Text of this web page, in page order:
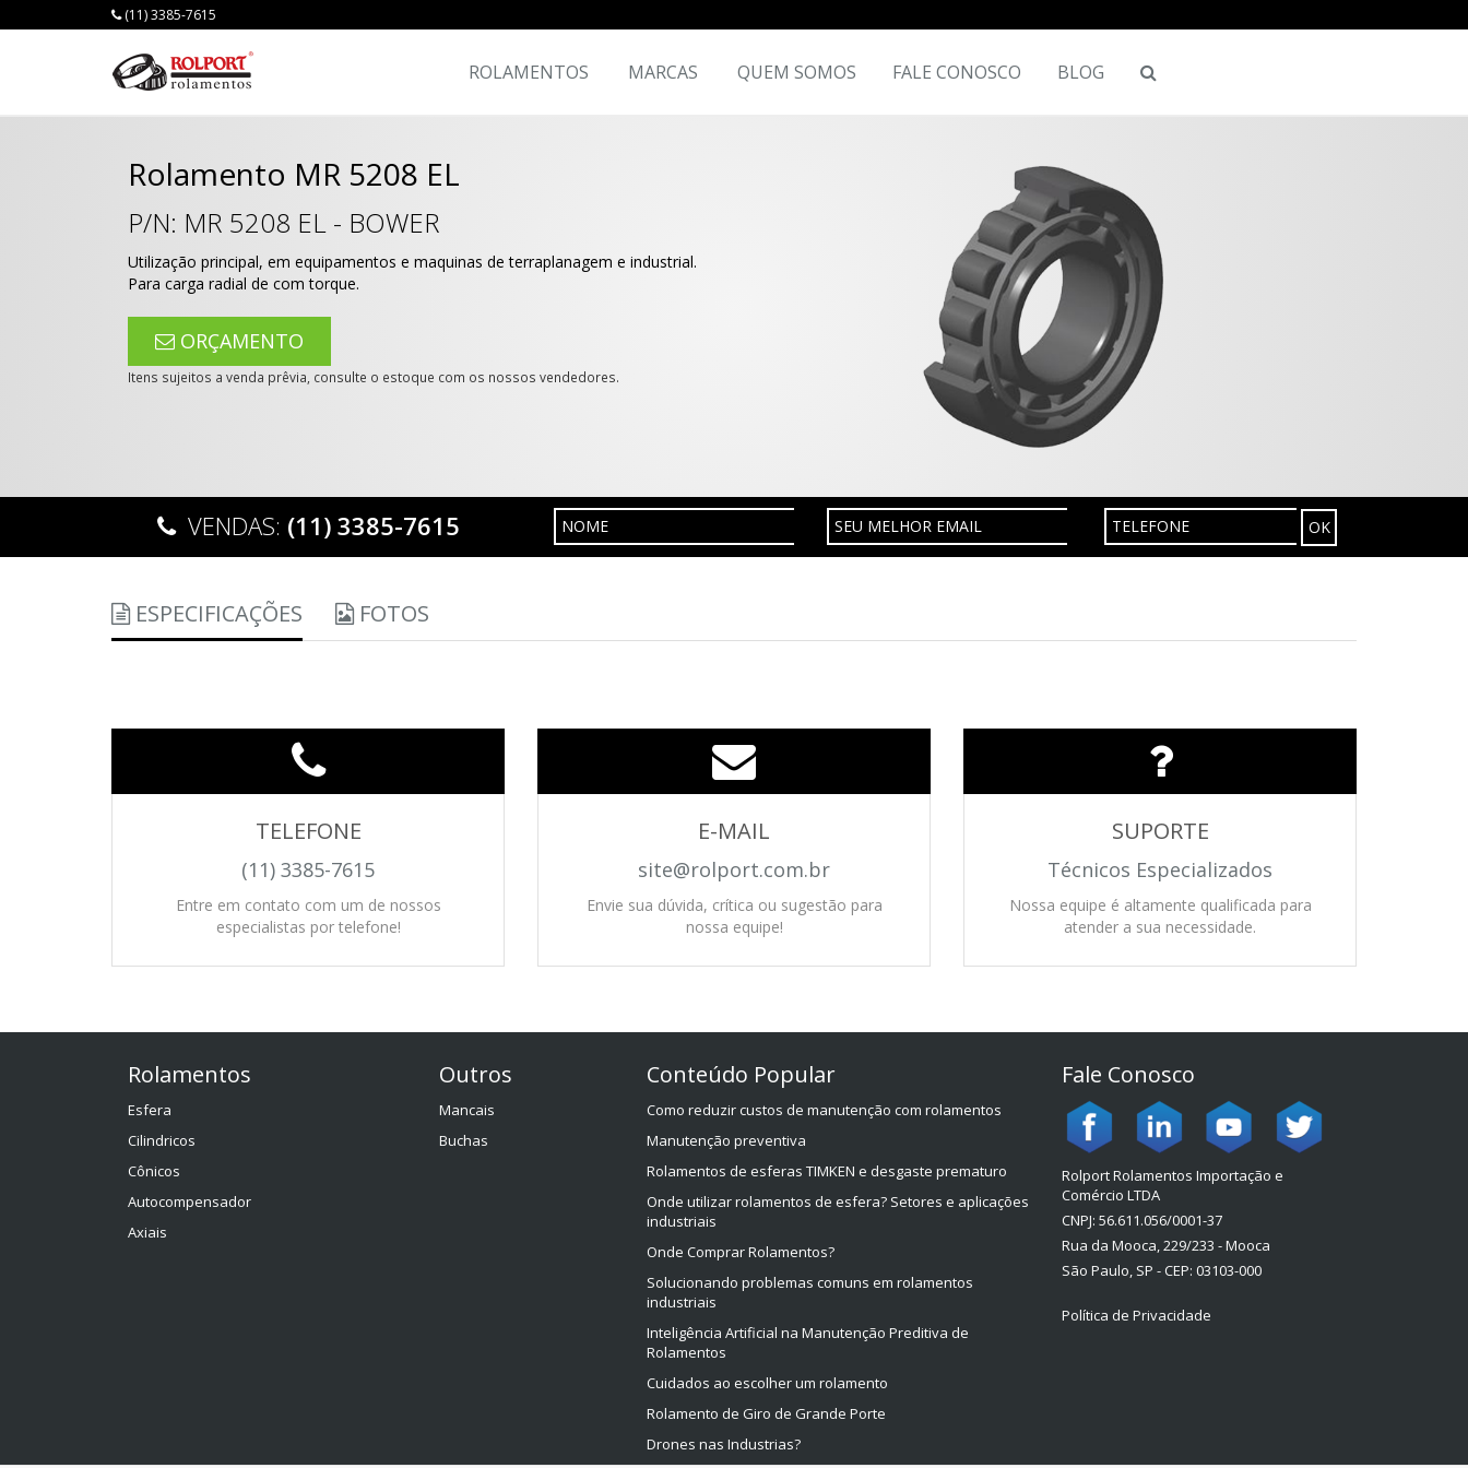
(11) 3385-7615
ROLAMENTOS MARCAS QUEM SOMOS FALE CONOSCO BLOG
Rolamento MR 5208 EL
P/N: MR 5208 EL - BOWER
Utilização principal, em equipamentos e maquinas de terraplanagem e industrial.
Para carga radial de com torque.
ORÇAMENTO
Itens sujeitos a venda prêvia, consulte o estoque com os nossos vendedores.
VENDAS: (11) 3385-7615
ESPECIFICAÇÕES FOTOS
TELEFONE
(11) 3385-7615
Entre em contato com um de nossos
especialistas por telefone!
E-MAIL
site@rolport.com.br
Envie sua dúvida, crítica ou sugestão para
nossa equipe!
SUPORTE
Técnicos Especializados
Nossa equipe é altamente qualificada para
atender a sua necessidade.
Rolamentos
Esfera
Cilindricos
Cônicos
Autocompensador
Axiais
Outros
Mancais
Buchas
Conteúdo Popular
Como reduzir custos de manutenção com rolamentos
Manutenção preventiva
Rolamentos de esferas TIMKEN e desgaste prematuro
Onde utilizar rolamentos de esfera? Setores e aplicações
industriais
Onde Comprar Rolamentos?
Solucionando problemas comuns em rolamentos
industriais
Inteligência Artificial na Manutenção Preditiva de
Rolamentos
Cuidados ao escolher um rolamento
Rolamento de Giro de Grande Porte
Drones nas Industrias?
Fale Conosco
Rolport Rolamentos Importação e
Comércio LTDA
CNPJ: 56.611.056/0001-37
Rua da Mooca, 229/233 - Mooca
São Paulo, SP - CEP: 03103-000
Política de Privacidade